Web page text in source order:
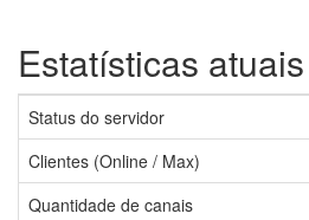
Estatísticas atuais
Status do servidor
Clientes (Online / Max)
Quantidade de canais